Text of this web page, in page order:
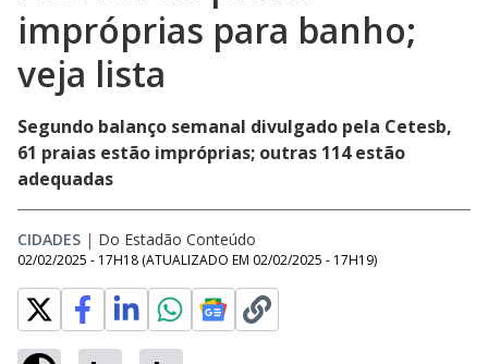
impróprias para banho;
veja lista
Segundo balanço semanal divulgado pela Cetesb,
61 praias estão impróprias; outras 114 estão
adequadas
CIDADES | Do Estadão Conteúdo
02/02/2025 - 17H18 (ATUALIZADO EM 02/02/2025 - 17H19)